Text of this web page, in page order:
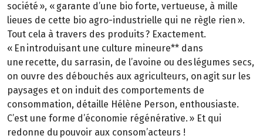
société », « garante d’une bio forte, vertueuse, à mille
lieues de cette bio agro-industrielle qui ne règle rien ».
Tout cela à travers des produits ? Exactement.
« En introduisant une culture mineure** dans
une recette, du sarrasin, de l’avoine ou des légumes secs,
on ouvre des débouchés aux agriculteurs, on agit sur les
paysages et on induit des comportements de
consommation, détaille Hélène Person, enthousiaste.
C’est une forme d’économie régénérative. » Et qui
redonne du pouvoir aux consom’acteurs !